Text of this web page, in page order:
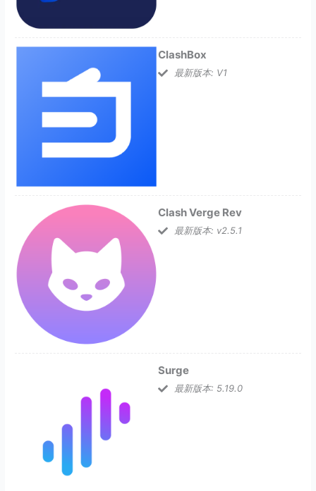
ClashBox
最新版本: V1
Clash Verge Rev
最新版本: v2.5.1
Surge
最新版本: 5.19.0